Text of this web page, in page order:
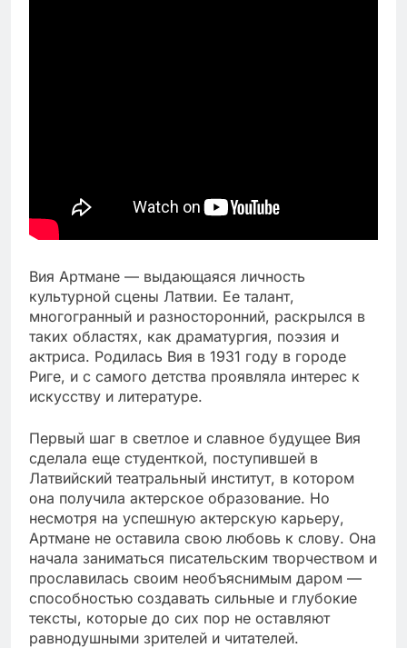
Вия Артмане — выдающаяся личность
культурной сцены Латвии. Ее талант,
многогранный и разносторонний, раскрылся в
таких областях, как драматургия, поэзия и
актриса. Родилась Вия в 1931 году в городе
Риге, и с самого детства проявляла интерес к
искусству и литературе.
Первый шаг в светлое и славное будущее Вия
сделала еще студенткой, поступившей в
Латвийский театральный институт, в котором
она получила актерское образование. Но
несмотря на успешную актерскую карьеру,
Артмане не оставила свою любовь к слову. Она
начала заниматься писательским творчеством и
прославилась своим необъяснимым даром —
способностью создавать сильные и глубокие
тексты, которые до сих пор не оставляют
равнодушными зрителей и читателей.